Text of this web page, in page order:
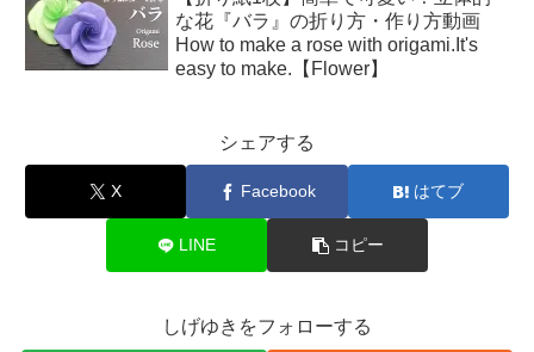
な花『バラ』の折り方・作り方動画
How to make a rose with origami.It's
easy to make.【Flower】
シェアする
X Facebook はてブ
LINE コピー
しげゆきをフォローする